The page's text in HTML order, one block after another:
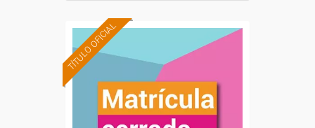
TÍTULO OFICIAL